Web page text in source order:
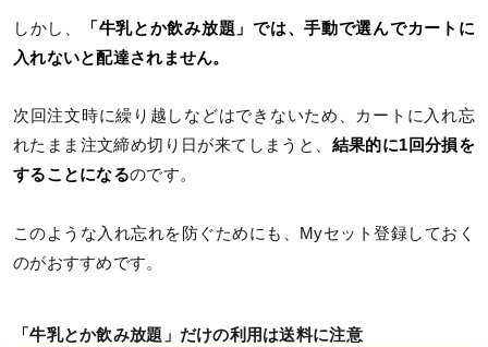
しかし、
「牛乳とか飲み放題」では、手動で選んでカートに
入れないと配達されません。
次回注文時に繰り越しなどはできないため、カートに入れ忘
れたまま注文締め切り日が来てしまうと、 結果的に1回分損を
することになるのです。
このような入れ忘れを防ぐためにも、Myセット登録しておく
のがおすすめです。
「牛乳とか飲み放題」だけの利用は送料に注意